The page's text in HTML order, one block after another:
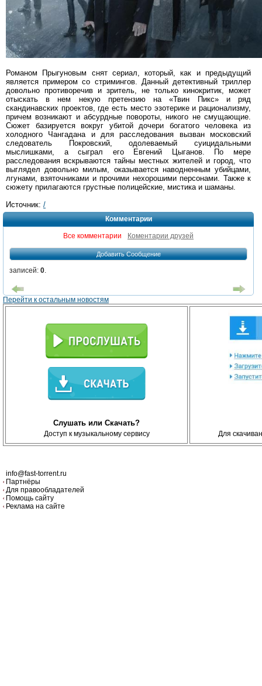
Романом Прыгуновым снят сериал, который, как и предыдущий
является примером со стримингов. Данный детективный триллер
довольно противоречив и зритель, не только кинокритик, может
отыскать в нем некую претензию на «Твин Пикс» и ряд
скандинавских проектов, где есть место эзотерике и рационализму,
причем возникают и абсурдные повороты, никого не смущающие.
Сюжет базируется вокруг убитой дочери богатого человека из
холодного Чангадана и для расследования вызван московский
следователь Покровский, одолеваемый суицидальными
мыслишками, а сыграл его Евгений Цыганов. По мере
расследования вскрываются тайны местных жителей и город, что
выглядел довольно милым, оказывается наводненным убийцами,
лгунами, взяточниками и прочими нехорошими персонами. Также к
сюжету прилагаются грустные полицейские, мистика и шаманы.
Источник: /
Комментарии
Все комментарии Коментарии друзей
Добавить Сообщение
записей: 0.
Перейти к остальным новостям
Слушать или Скачать?
Доступ к музыкальному сервису Для
info@fast-torrent.ru
Партнёры
Для правообладателей
Помощь сайту
Реклама на сайте